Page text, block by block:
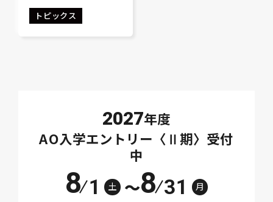
トピックス
2027年度
AO入学エントリー〈Ⅱ期〉受付
中
8 1 土 ～8 31 月